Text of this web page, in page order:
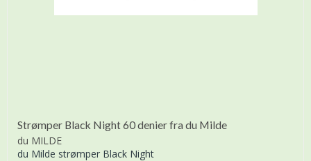
Strømper Black Night 60 denier fra du Milde
du MILDE
du Milde strømper Black Night